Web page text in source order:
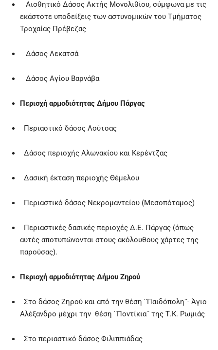
Αισθητικό Δάσος Ακτής Μονολιθίου, σύμφωνα με τις
εκάστοτε υποδείξεις των αστυνομικών του Τμήματος
Τροχαίας Πρέβεζας
Δάσος Λεκατσά
Δάσος Αγίου Βαρνάβα
Περιοχή αρμοδιότητας Δήμου Πάργας
Περιαστικό δάσος Λούτσας
Δάσος περιοχής Αλωνακίου και Κερέντζας
Δασική έκταση περιοχής Θέμελου
Περιαστικό δάσος Νεκρομαντείου (Μεσοπόταμος)
Περιαστικές δασικές περιοχές Δ.Ε. Πάργας (όπως
αυτές αποτυπώνονται στους ακόλουθους χάρτες της
παρούσας).
Περιοχή αρμοδιότητας Δήμου Ζηρού
Στο δάσος Ζηρού και από την θέση ¨Παιδόπολη¨- Άγιο
Αλέξανδρο μέχρι την θέση ¨Ποντίκια¨ της Τ.Κ. Ρωμιάς
Στο περιαστικό δάσος Φιλιππιάδας